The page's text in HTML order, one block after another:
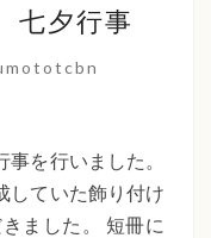
七夕行事
を行いました。
していた飾り付け
ました。 短冊に